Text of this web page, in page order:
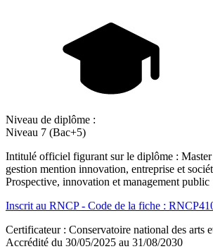
Niveau de diplôme :
Niveau 7 (Bac+5)
Intitulé officiel figurant sur le diplôme :
gestion mention innovation, entreprise et
Prospective, innovation et management public
Inscrit au RNCP - Code de la fiche :
Certificateur : Conservatoire national des arts
Accrédité du 30/05/2025 au 31/08/2030